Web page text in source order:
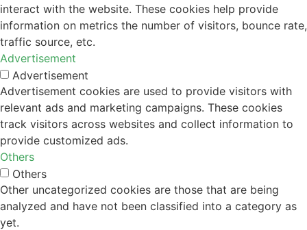
interact with the website. These cookies help provide
information on metrics the number of visitors, bounce rate,
traffic source, etc.
Advertisement
Advertisement
Advertisement cookies are used to provide visitors with
relevant ads and marketing campaigns. These cookies
track visitors across websites and collect information to
provide customized ads.
Others
Others
Other uncategorized cookies are those that are being
analyzed and have not been classified into a category as
yet.